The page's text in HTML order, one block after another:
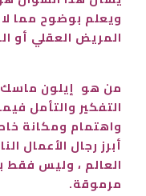
ويعلم بوضوح مما
المريض العقلي أو
من هو إيلون
التفكير والتأمل
واهتمام ومكانة
أبرز رجال الأعمال
العالم ، وليس فقط
مرموقة.